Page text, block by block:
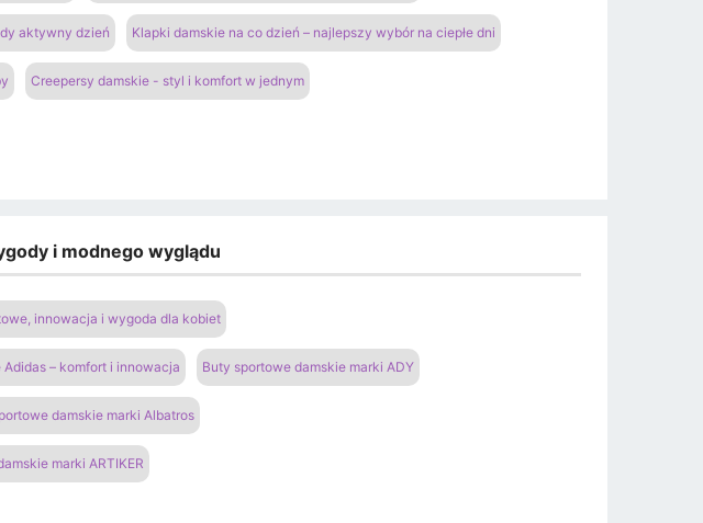
aktywny dzień Klapki damskie na co dzień – najlepszy wybór na ciepłe dni
Creepersy damskie - styl i komfort w jednym
i modnego wyglądu
innowacja i wygoda dla kobiet
– komfort i innowacja Buty sportowe damskie marki ADY
damskie marki Albatros
marki ARTIKER